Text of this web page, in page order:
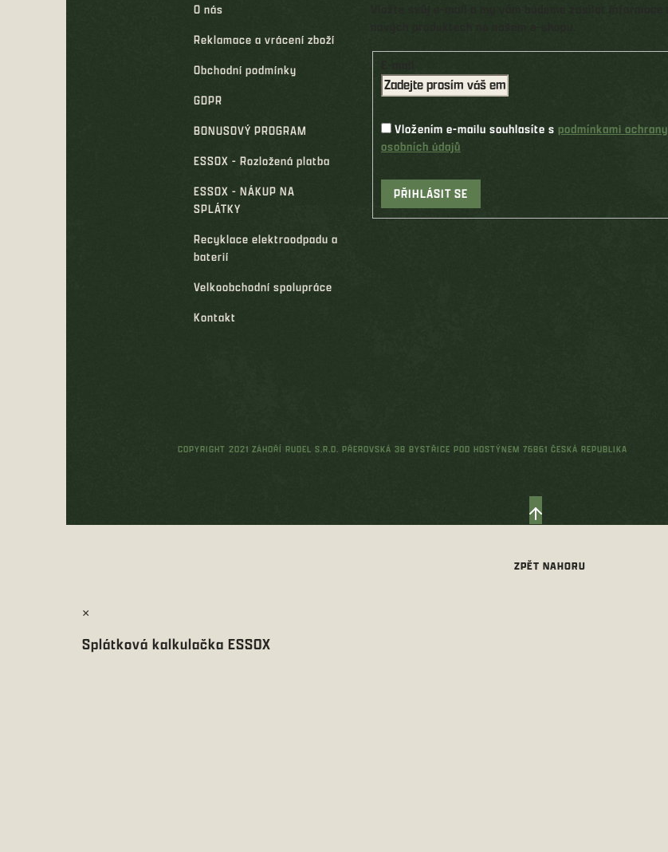
O nás
Reklamace a vrácení zboží
Obchodní podmínky
GDPR
BONUSOVÝ PROGRAM
ESSOX - Rozložená platba
ESSOX - NÁKUP NA
SPLÁTKY
Recyklace elektroodpadu a
baterií
Velkoobchodní spolupráce
Kontakt
Vložením e-mailu souhlasíte s podmínkami ochrany
osobních údajů
PŘIHLÁSIT SE
COPYRIGHT 2021 ZÁHOŘÍ RUDEL S.R.O. PŘEROVSKÁ 38 BYSTŘICE POD HOSTÝNEM 76861 ČESKÁ REPUBLIKA
×
Splátková kalkulačka ESSOX